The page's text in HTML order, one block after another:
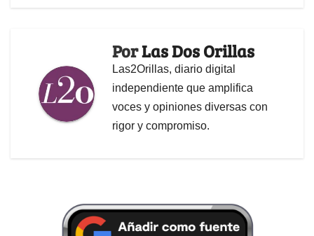
PorLas Dos Orillas
Las2Orillas, diario digital
independiente que amplifica
voces y opiniones diversas con
rigor y compromiso.